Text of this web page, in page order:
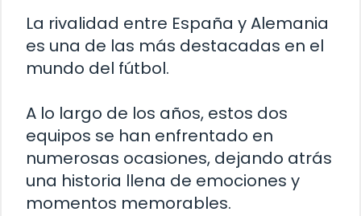
La rivalidad entre España y Alemania
es una de las más destacadas en el
mundo del fútbol.
A lo largo de los años, estos dos
equipos se han enfrentado en
numerosas ocasiones, dejando atrás
una historia llena de emociones y
momentos memorables.